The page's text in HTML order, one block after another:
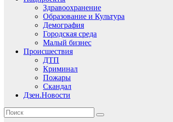
Здравоохранение
Образование и Культура
Демография
Городская среда
Малый бизнес
Происшествия
ДТП
Криминал
Пожары
Скандал
Дзен.Новости